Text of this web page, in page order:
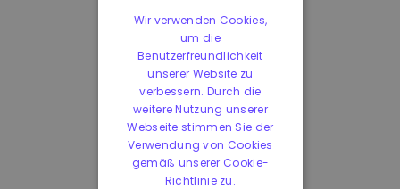
Wir verwenden Cookies,
um die
Benutzerfreundlichkeit
unserer Website zu
verbessern. Durch die
weitere Nutzung unserer
Webseite stimmen Sie der
Verwendung von Cookies
gemäß unserer Cookie-
Richtlinie zu.